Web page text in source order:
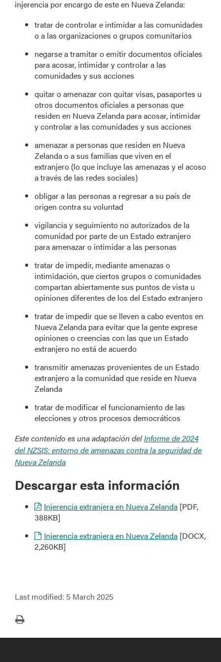
injerencia por encargo de este en Nueva Zelanda:
tratar de controlar e intimidar a las comunidades
o a las organizaciones o grupos comunitarios
negarse a tramitar o emitir documentos oficiales
para acosar, intimidar y controlar a las
comunidades y sus acciones
quitar o amenazar con quitar visas, pasaportes u
otros documentos oficiales a personas que
residen en Nueva Zelanda para acosar, intimidar
y controlar a las comunidades y sus acciones
amenazar a personas que residen en Nueva
Zelanda o a sus familias que viven en el
extranjero (lo que incluye las amenazas y el acoso
a través de las redes sociales)
obligar a las personas a regresar a su país de
origen contra su voluntad
vigilancia y seguimiento no autorizados de la
comunidad por parte de un Estado extranjero
para amenazar o intimidar a las personas
tratar de impedir, mediante amenazas o
intimidación, que ciertos grupos o comunidades
compartan abiertamente sus puntos de vista u
opiniones diferentes de los del Estado extranjero
tratar de impedir que se lleven a cabo eventos en
Nueva Zelanda para evitar que la gente exprese
opiniones o creencias con las que un Estado
extranjero no está de acuerdo
transmitir amenazas provenientes de un Estado
extranjero a la comunidad que reside en Nueva
Zelanda
tratar de modificar el funcionamiento de las
elecciones y otros procesos democráticos
Este contenido es una adaptación delInforme de 2024
del NZSIS: entorno de amenazas contra la seguridad de
Nueva Zelanda
Descargar esta información
Injerencia extranjera en Nueva Zelanda [PDF,
388KB]
Injerencia extranjera en Nueva Zelanda [DOCX,
2,260KB]
Last modified: 5 March 2025
Print